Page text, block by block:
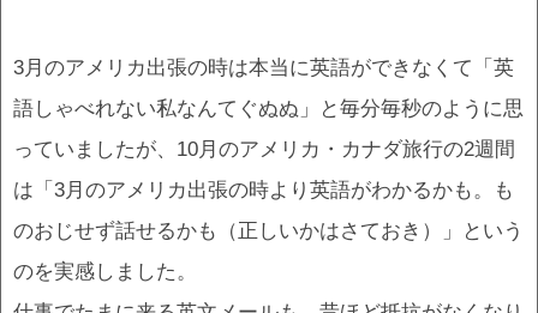
3月のアメリカ出張の時は本当に英語ができなくて「英
語しゃべれない私なんてぐぬぬ」と毎分毎秒のように思
っていましたが、10月のアメリカ・カナダ旅行の2週間
は「3月のアメリカ出張の時より英語がわかるかも。も
のおじせず話せるかも（正しいかはさておき）」という
のを実感しました。